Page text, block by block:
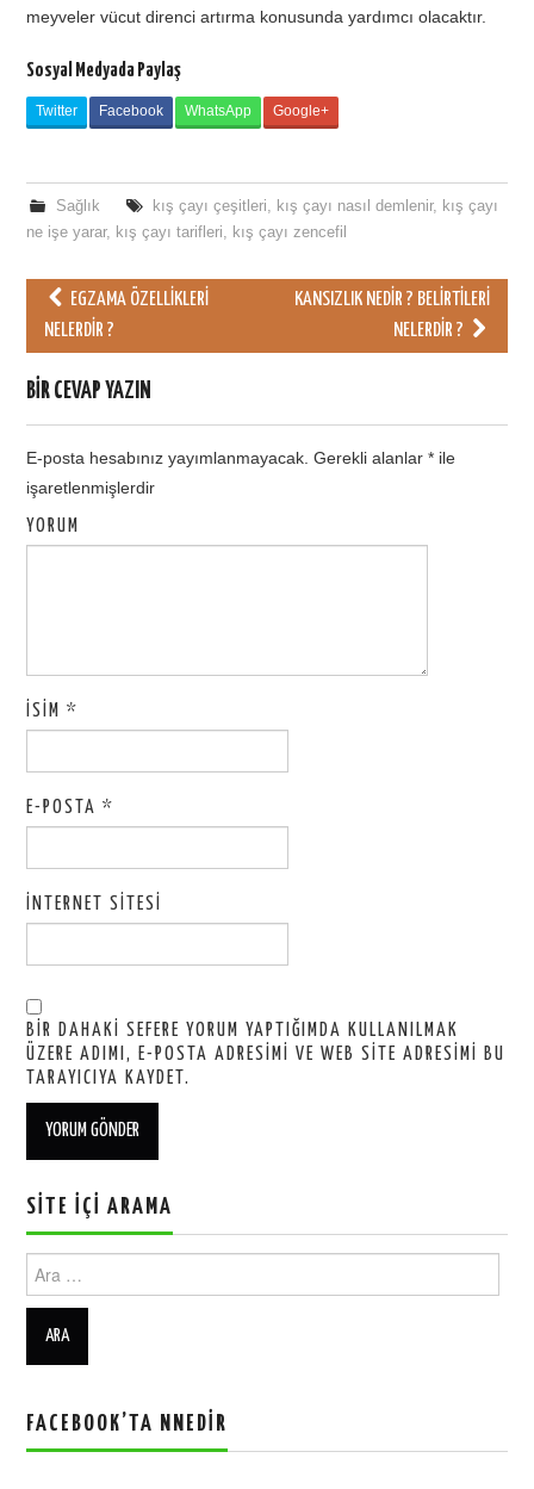
meyveler vücut direnci artırma konusunda yardımcı olacaktır.
Sosyal Medyada Paylaş
Twitter Facebook WhatsApp Google+
Sağlık kış çayı çeşitleri kış çayı nasıl demlenir,
kış çayı
ne işe yarar, kış çayı tarifleri kış çayı zencefil
Post navigation
EGZAMA ÖZELLIKLERI
NELERDIR ?
KANSIZLIK NEDIR ? BELIRTILERI
NELERDIR ?
BIR CEVAP YAZIN
E-posta hesabınız yayımlanmayacak. Gerekli alanlar* ile
işaretlenmişlerdir
YORUM
İSIM*
E-POSTA*
İNTERNET SITESI
BIR DAHAKI SEFERE YORUM YAPTIĞIMDA KULLANILMAK
ÜZERE ADIMI, E-POSTA ADRESIMI VE WEB SITE ADRESIMI BU
TARAYICIYA KAYDET.
SITE İÇI ARAMA
Ara:
FACEBOOK’TA NNEDIR